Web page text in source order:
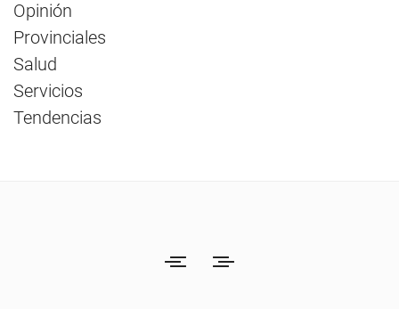
Opinión
Provinciales
Salud
Servicios
Tendencias